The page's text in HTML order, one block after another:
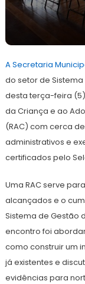
abril
de
A Secretaria
do setor de
desta terça-feira
da Criança e ao
(RAC) com cerca
administrativos e
certificados pelo
Uma RAC serve
alcançados e o
Sistema de Gestão
encontro foi
como construir um
já existentes e
evidências para